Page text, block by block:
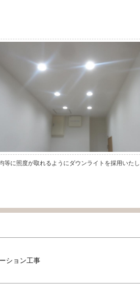
等に照度が取れるようにダウンライトを採用いたし
ション工事